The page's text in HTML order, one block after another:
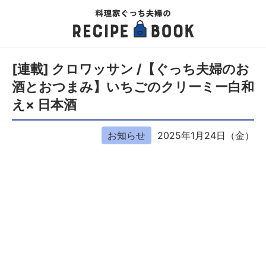
[連載] クロワッサン /【ぐっち夫婦のお
酒とおつまみ】いちごのクリーミー白和
え× 日本酒
お知らせ 2025年1月24日（金）